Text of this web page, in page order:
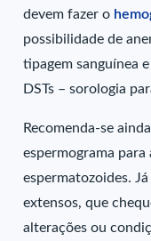
devem fazer o
possibilidade de
tipagem sanguínea
DSTs – sorologia
Recomenda-se
espermograma para
espermatozoides.
extensos, que
alterações ou